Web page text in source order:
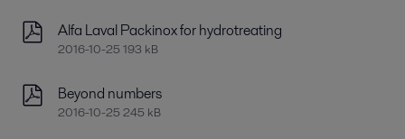
Alfa Laval Packinox for hydrotreating
2016-10-25 193 kB
Beyond numbers
2016-10-25 245 kB